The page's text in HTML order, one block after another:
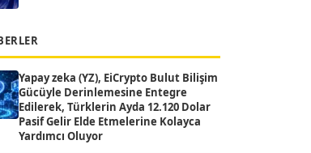
Yapay zeka (YZ), EiCrypto Bulut Bilişim
Gücüyle Derinlemesine Entegre
Edilerek, Türklerin Ayda 12.120 Dolar
Pasif Gelir Elde Etmelerine Kolayca
Yardımcı Oluyor